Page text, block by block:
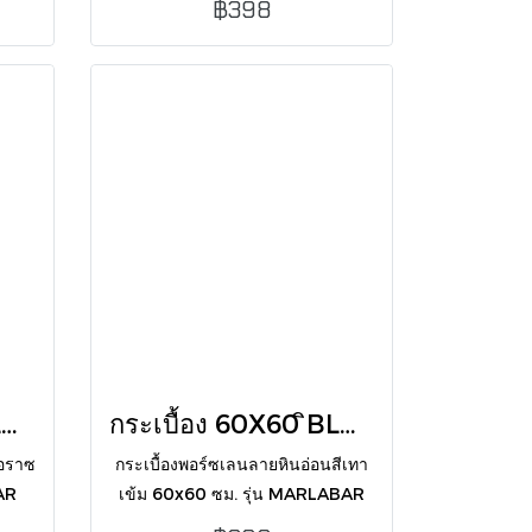
เรียบหรู ดูทันสมัย เหมาะกับบ้าน
฿398
กระเบื้อง 60X60 BLD-TERRAZZA MALABAR WHITE POL
ราซ
กระเบื้อง 60X60 ิBLD-TERRAZZA MARLABAR NERO H.G
กระเบื้องพอร์ซเลนลายหินอ่อนสีเทา
เข้ม 60x60 ซม. รุ่น MARLABAR
NERO ผิวเงา ลายเส้นขาวหรูหรา